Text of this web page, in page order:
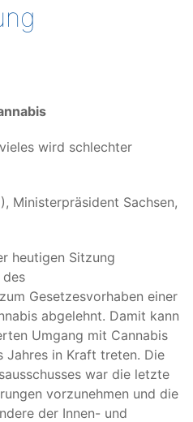
wird schlechter
Ministerpräsident Sachsen,
heutigen Sitzung
Gesetzesvorhaben einer
abgelehnt. Damit kann
Umgang mit Cannabis
Jahres in Kraft treten. Die
war die letzte
vorzunehmen und die
der Innen- und